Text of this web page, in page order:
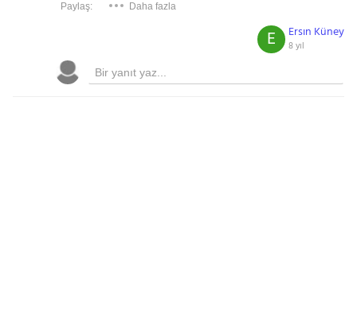
Paylaş: Daha fazla
Ersın Küney
8 yıl
E